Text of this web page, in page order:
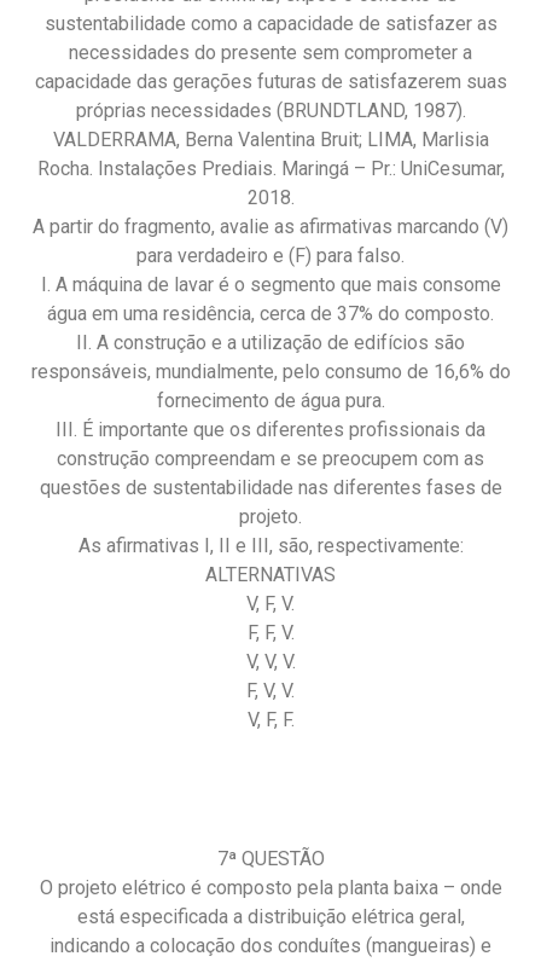
sustentabilidade como a capacidade de satisfazer as
necessidades do presente sem comprometer a
capacidade das gerações futuras de satisfazerem suas
próprias necessidades (BRUNDTLAND, 1987).
VALDERRAMA, Berna Valentina Bruit; LIMA, Marlisia
Rocha. Instalações Prediais. Maringá – Pr.: UniCesumar,
2018.
A partir do fragmento, avalie as afirmativas marcando (V)
para verdadeiro e (F) para falso.
I. A máquina de lavar é o segmento que mais consome
água em uma residência, cerca de 37% do composto.
II. A construção e a utilização de edifícios são
responsáveis, mundialmente, pelo consumo de 16,6% do
fornecimento de água pura.
III. É importante que os diferentes profissionais da
construção compreendam e se preocupem com as
questões de sustentabilidade nas diferentes fases de
projeto.
As afirmativas I, II e III, são, respectivamente:
ALTERNATIVAS
V, F, V.
F, F, V.
V, V, V.
F, V, V.
V, F, F.
7ª QUESTÃO
O projeto elétrico é composto pela planta baixa – onde
está especificada a distribuição elétrica geral,
indicando a colocação dos conduítes (mangueiras) e